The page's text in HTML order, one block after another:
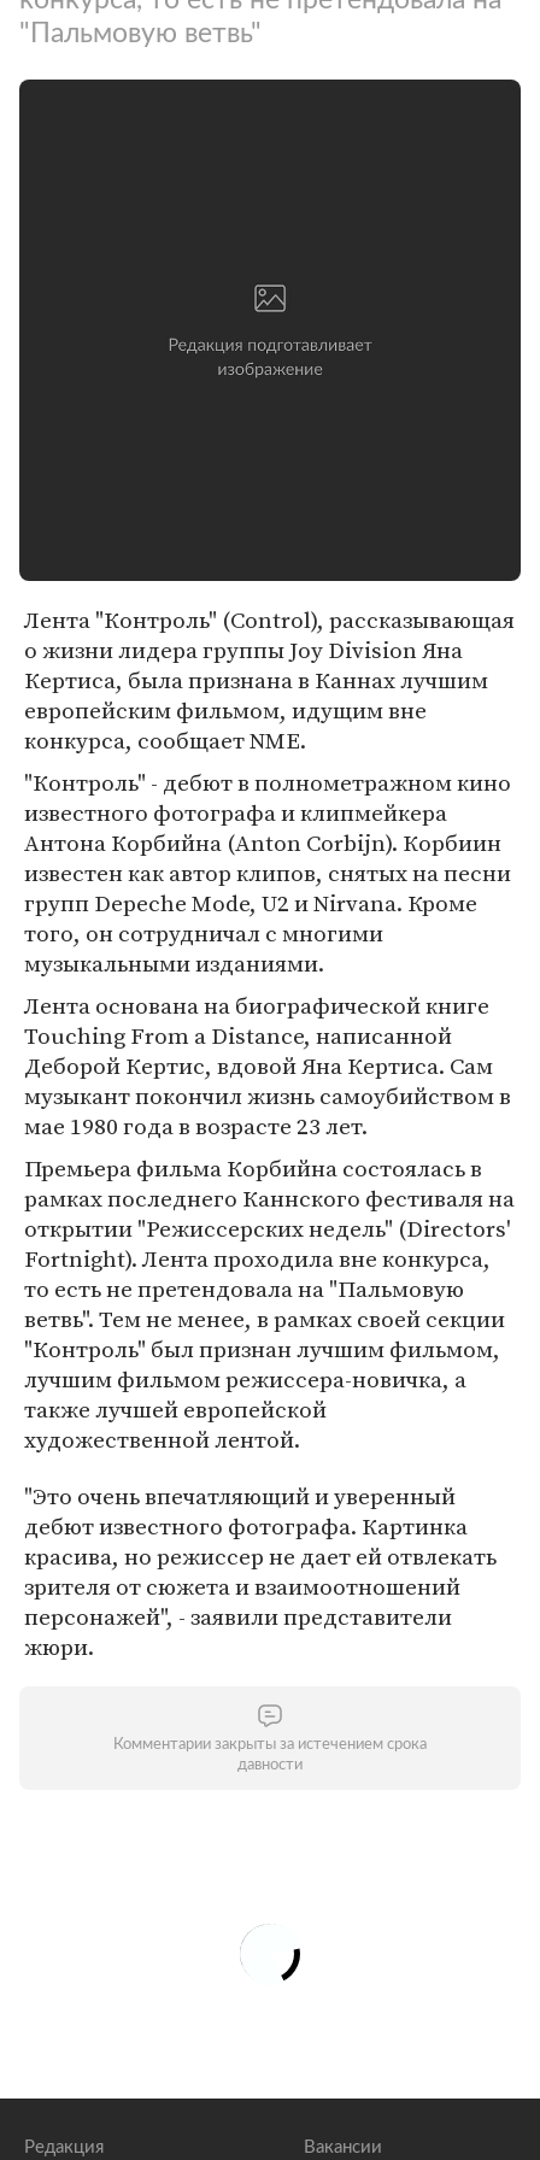
"Пальмовую ветвь"
Лента "Контроль" (Control), рассказывающая
о жизни лидера группы Joy Division Яна
Кертиса, была признана в Каннах лучшим
европейским фильмом, идущим вне
конкурса, сообщает NME.
"Контроль" - дебют в полнометражном кино
известного фотографа и клипмейкера
Антона Корбийна (Anton Corbijn). Корбиин
известен как автор клипов, снятых на песни
групп Depeche Mode, U2 и Nirvana. Кроме
того, он сотрудничал с многими
музыкальными изданиями.
Лента основана на биографической книге
Touching From a Distance, написанной
Деборой Кертис, вдовой Яна Кертиса. Сам
музыкант покончил жизнь самоубийством в
мае 1980 года в возрасте 23 лет.
Премьера фильма Корбийна состоялась в
рамках последнего Каннского фестиваля на
открытии "Режиссерских недель" (Directors'
Fortnight). Лента проходила вне конкурса,
то есть не претендовала на "Пальмовую
ветвь". Тем не менее, в рамках своей секции
"Контроль" был признан лучшим фильмом,
лучшим фильмом режиссера-новичка, а
также лучшей европейской
художественной лентой.
"Это очень впечатляющий и уверенный
дебют известного фотографа. Картинка
красива, но режиссер не дает ей отвлекать
зрителя от сюжета и взаимоотношений
персонажей", - заявили представители
жюри.
Комментарии закрыты за истечением срока
давности
Редакция Вакансии